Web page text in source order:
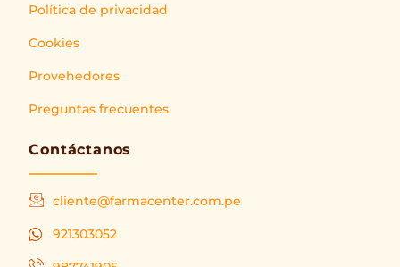
Política de privacidad
Cookies
Provehedores
Preguntas frecuentes
Contáctanos
cliente@farmacenter.com.pe
921303052